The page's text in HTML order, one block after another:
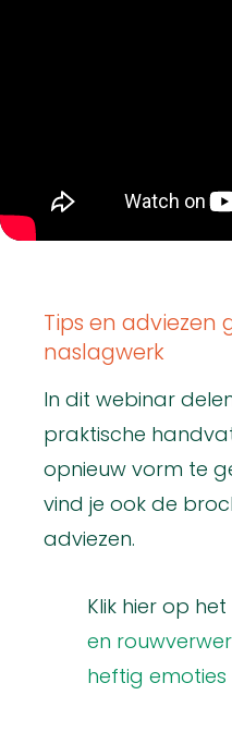
Tips en adviezen
naslagwerk
In dit webinar
praktische
opnieuw vorm te
vind je ook de
adviezen.
Klik hier op
en
heftig emoties